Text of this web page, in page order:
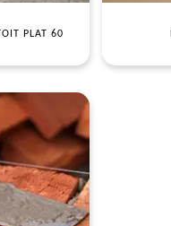
PLAT 60